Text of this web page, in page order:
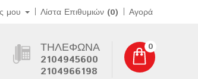
μου Λίστα Επιθυμιών (0) Αγορά
ΤΗΛΈΦΩΝΑ
2104945600
2104966198
0